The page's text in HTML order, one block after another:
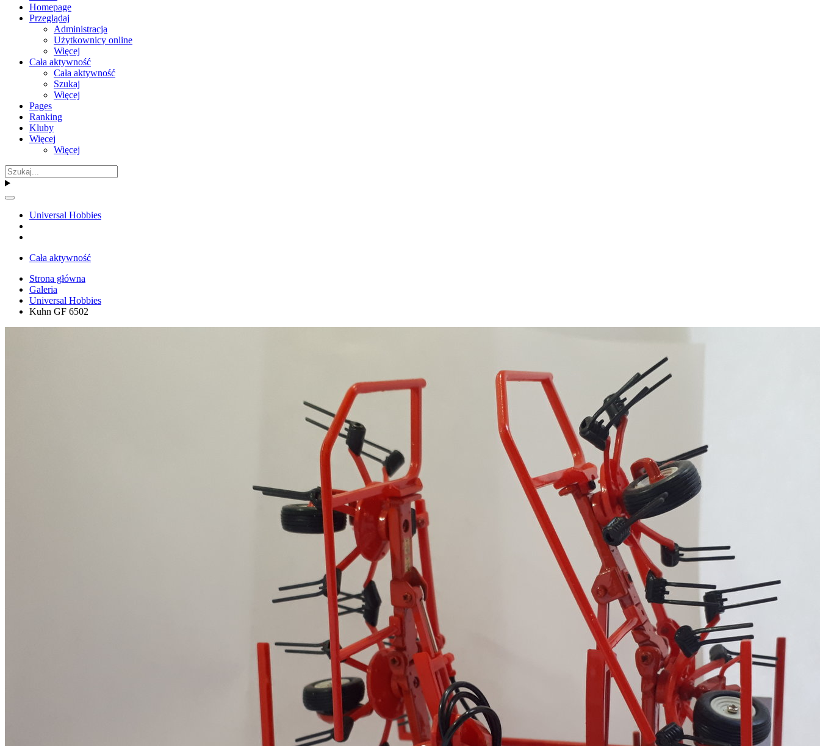
Homepage
Przeglądaj
Administracja
Użytkownicy online
Więcej
Cała aktywność
Cała aktywność
Szukaj
Więcej
Pages
Ranking
Kluby
Więcej
Więcej
Universal Hobbies
Cała aktywność
Strona główna
Galeria
Universal Hobbies
Kuhn GF 6502